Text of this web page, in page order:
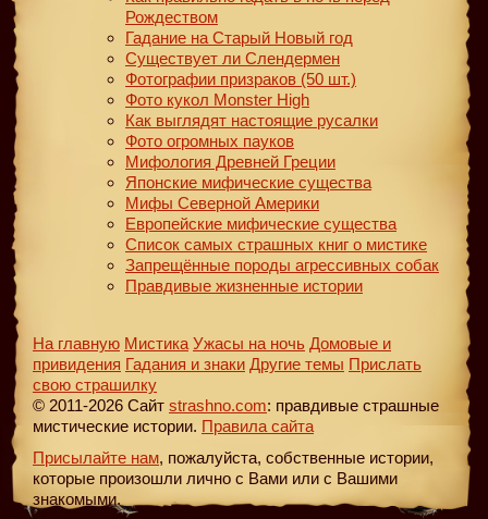
Рождеством
Гадание на Старый Новый год
Существует ли Слендермен
Фотографии призраков (50 шт.)
Фото кукол Monster High
Как выглядят настоящие русалки
Фото огромных пауков
Мифология Древней Греции
Японские мифические существа
Мифы Северной Америки
Европейские мифические существа
Список самых страшных книг о мистике
Запрещённые породы агрессивных собак
Правдивые жизненные истории
На главную Мистика Ужасы на ночь Домовые и
привидения Гадания и знаки Другие темы Прислать
свою страшилку
© 2011-2026 Сайт strashno.com: правдивые страшные
мистические истории. Правила сайта
Присылайте нам, пожалуйста, собственные истории,
которые произошли лично с Вами или с Вашими
знакомыми.